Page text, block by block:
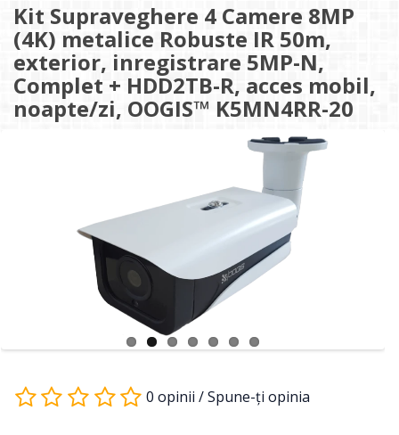
Kit Supraveghere 4 Camere 8MP
(4K) metalice Robuste IR 50m,
exterior, inregistrare 5MP-N,
Complet + HDD2TB-R, acces mobil,
noapte/zi, OOGIS™ K5MN4RR-20
0 opinii /Spune-ţi opinia